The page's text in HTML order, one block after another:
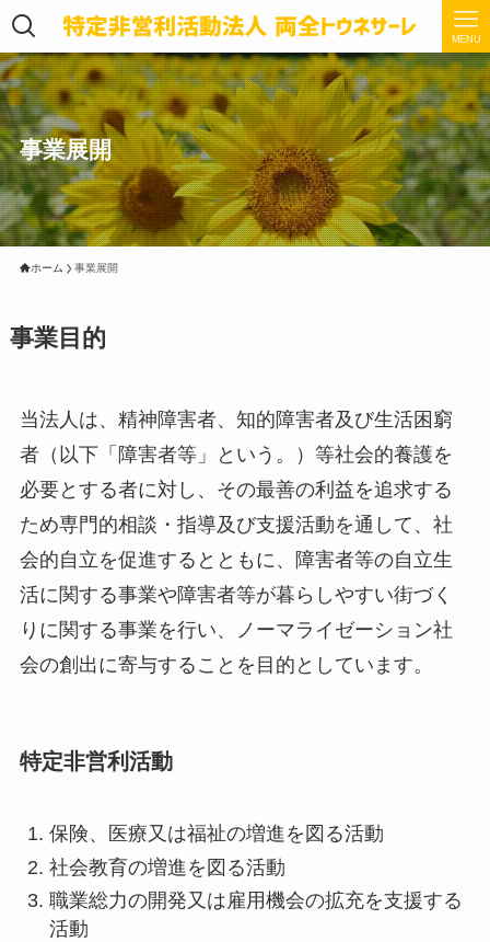
MENU
事業展開
ホーム 事業展開
事業目的
当法人は、精神障害者、知的障害者及び生活困窮
者（以下「障害者等」という。）等社会的養護を
必要とする者に対し、その最善の利益を追求する
ため専門的相談・指導及び支援活動を通して、社
会的自立を促進するとともに、障害者等の自立生
活に関する事業や障害者等が暮らしやすい街づく
りに関する事業を行い、ノーマライゼーション社
会の創出に寄与することを目的としています。
特定非営利活動
保険、医療又は福祉の増進を図る活動
社会教育の増進を図る活動
職業総力の開発又は雇用機会の拡充を支援する
活動